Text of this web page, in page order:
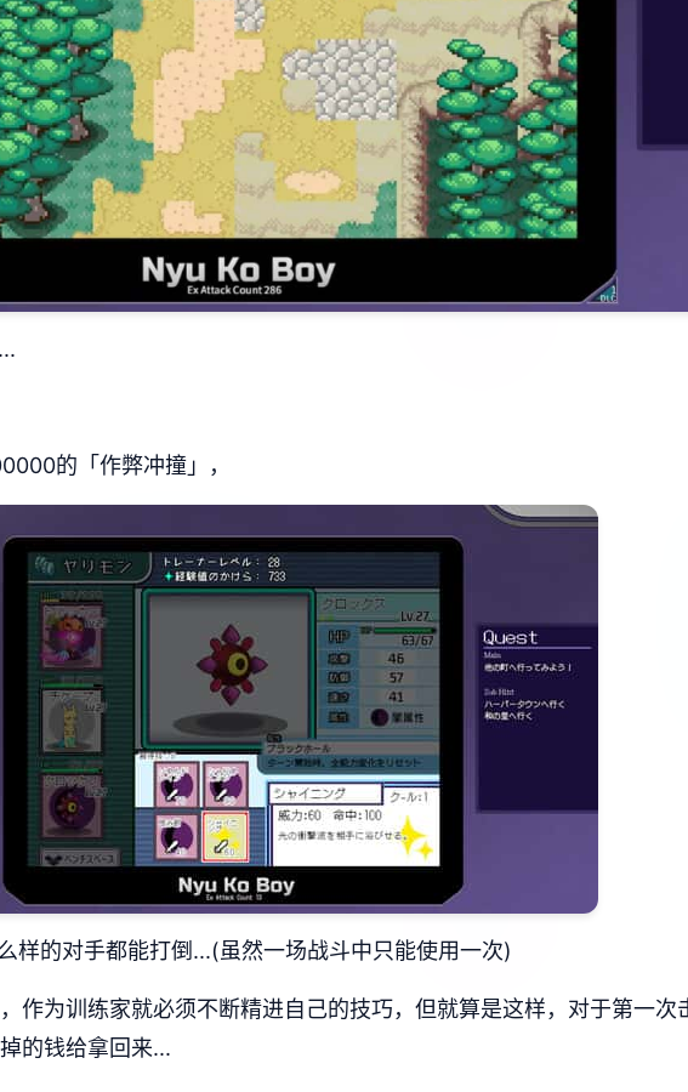
的「作弊冲撞」，
样的对手都能打倒...(虽然一场战斗中只能使用一次)
作为训练家就必须不断精进自己的技巧，但就算是这样，对于第一次
的钱给拿回来...